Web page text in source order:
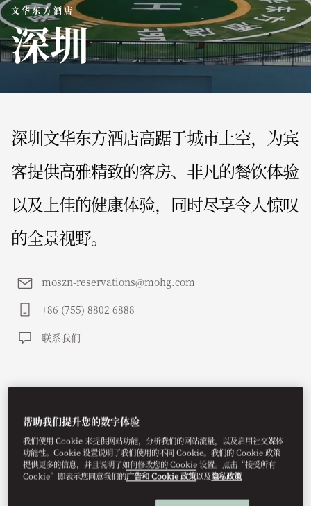
文华东方酒店
深圳
深圳文华东方酒店高踞于城市上空，为宾
客提供高雅精致的客房、非凡的餐饮体验
以及上佳的健康体验，同时尽享令人惊叹
的全景视野。
moszn-reservations@mohg.com
+86 (755) 8802 6888
联系我们
帮助我们提升您的数字体验
我们使用 Cookie 来提供网站功能，分析我们的网站流量，以及启用社交媒体
功能性。Cookie 设置说明了我们使用的不同 Cookie。我们的 Cookie 政策
提供更多的信息，并且说明了如何修改您的 Cookie 设置。点击“接受所有
Cookie”即表示您同意我们的广告和 Cookie 政策以及隐私政策